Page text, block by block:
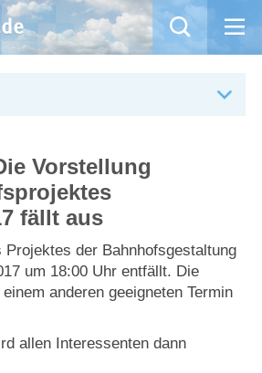
(Uckermark)
Vorstellung
fällt aus
Projektes der Bahnhofsgestaltung
um 18:00 Uhr entfällt. Die
anderen geeigneten Termin
allen Interessenten dann